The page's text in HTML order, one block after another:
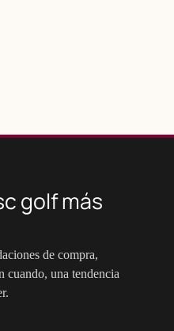
golf más
de compra,
cuando, una tendencia